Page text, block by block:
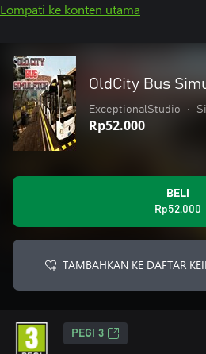
Lompati ke konten utama
OldCity Bus
ExceptionalStudio •
Rp52.000
BELI
Rp52.000
TAMBAHKAN KE DAFTAR
PEGI 3